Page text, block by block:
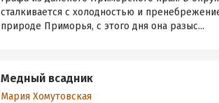
сталкивается с холодностью и
природе Приморья, с этого дня она разыс...
Медный всадник
Мария Хомутовская